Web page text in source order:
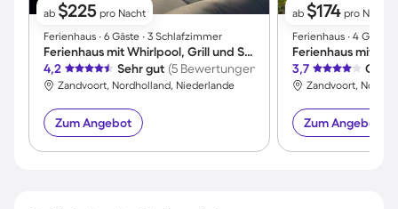
ab $225 pro Nacht
Ferienhaus ∙ 6 Gäste ∙ 3 Schlafzimmer
Ferienhaus mit Whirlpool, Grill und Sauna | Meerblick
4,2
Sehr gut (5 Bewertungen)
Zandvoort, Nordholland, Niederlande
Zum Angebot
ab $174 pro Nacht
Ferienhaus ∙ 4 Gäste
3,7 Gut
Zandvoort,
Zum Angebot